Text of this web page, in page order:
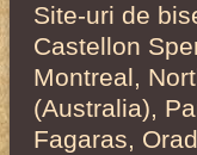
Site-uri de
Castellon
Montreal,
(Australia),
Fagaras,